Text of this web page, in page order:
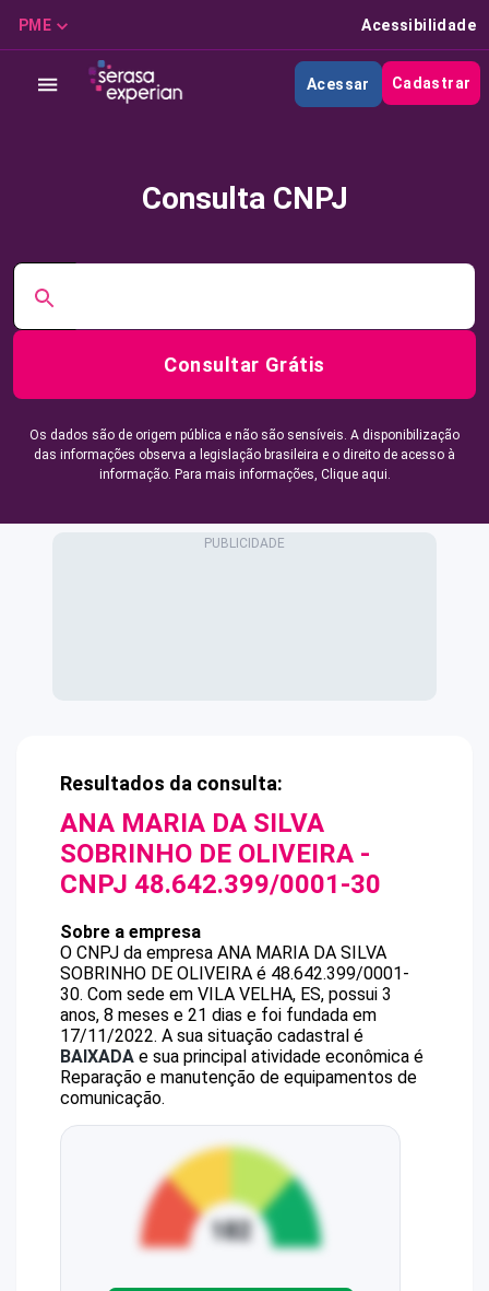
PME Acessibilidade
Acessar Cadastrar
Consulta CNPJ
Consultar Grátis
Os dados são de origem pública e não são sensíveis. A disponibilização
das informações observa a legislação brasileira e o direito de acesso à
informação. Para mais informações, Clique aqui.
Resultados da consulta:
ANA MARIA DA SILVA
SOBRINHO DE OLIVEIRA -
CNPJ 48.642.399/0001-30
Sobre a empresa
O CNPJ da empresa ANA MARIA DA SILVA
SOBRINHO DE OLIVEIRA é 48.642.399/0001-
30. Com sede em VILA VELHA, ES, possui 3
anos, 8 meses e 21 dias e foi fundada em
17/11/2022. A sua situação cadastral é
BAIXADA e sua principal atividade econômica é
Reparação e manutenção de equipamentos de
comunicação.